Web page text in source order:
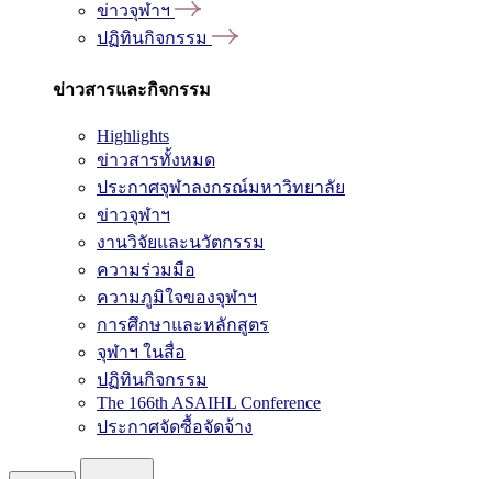
ข่าวจุฬาฯ
ปฏิทินกิจกรรม
ข่าวสารและกิจกรรม
Highlights
ข่าวสารทั้งหมด
ประกาศจุฬาลงกรณ์มหาวิทยาลัย
ข่าวจุฬาฯ
งานวิจัยและนวัตกรรม
ความร่วมมือ
ความภูมิใจของจุฬาฯ
การศึกษาและหลักสูตร
จุฬาฯ ในสื่อ
ปฏิทินกิจกรรม
The 166th ASAIHL Conference
ประกาศจัดซื้อจัดจ้าง